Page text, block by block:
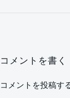
コメントを書く
コメントを投稿す